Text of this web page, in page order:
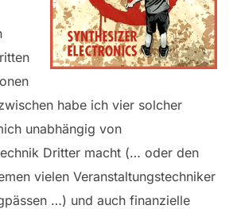
habe ich vier solcher
unabhängig von
Dritter macht (… oder den
vielen Veranstaltungstechniker
…) und auch finanzielle